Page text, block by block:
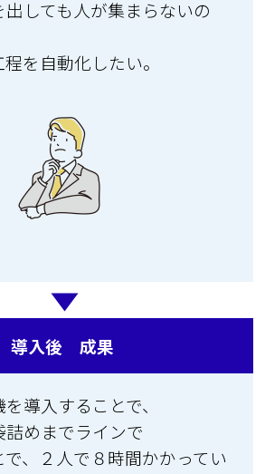
しても人が集まらないの
を自動化したい。
導入後 成果
導入することで、
めまでラインで
、２人で８時間かかってい